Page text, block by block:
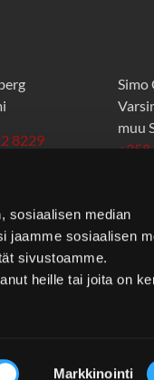
sosiaalisen median
jaamme sosiaalisen
sivustoamme.
heille tai joita on
Markkinointi
8229
Simo
muu